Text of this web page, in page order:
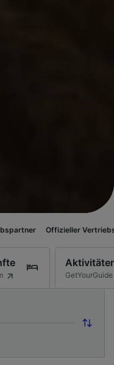
Offizieller Vertriebspartner
GetYourGuide